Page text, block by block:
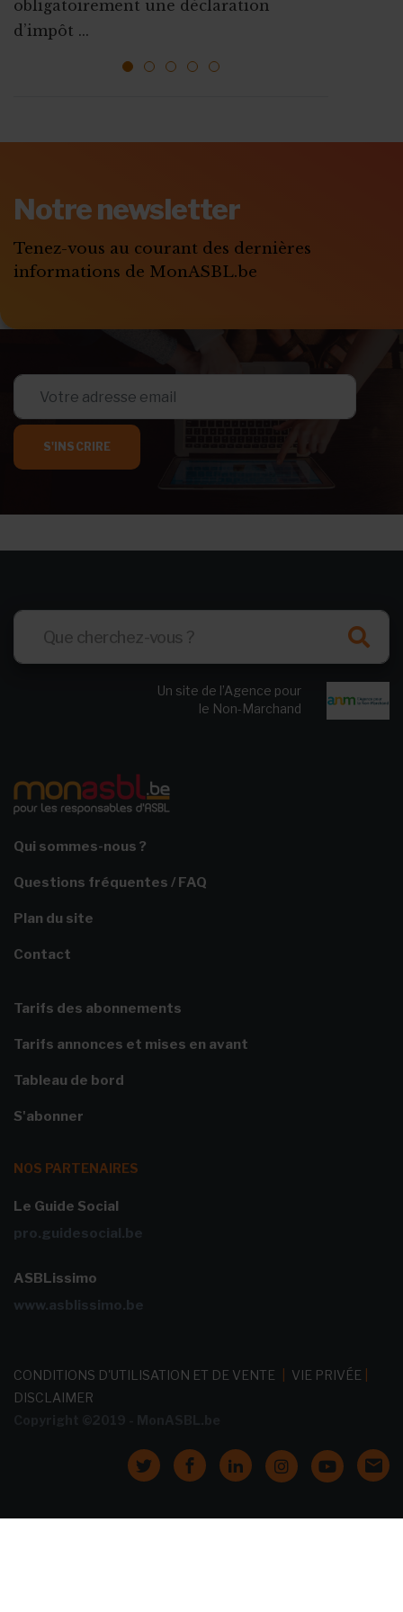
obligatoirement une déclaration
d’impôt ...
ressources, vous faire connaî...
l’emploi sont mises ...
1 2 3 4
S'ABONNER
Notre newsletter
Tenez-vous au courant des dernières
informations de MonASBL.be
S'INSCRIRE
Un site de l’Agence pour
le Non-Marchand
Qui sommes-nous ?
Questions fréquentes / FAQ
Plan du site
Contact
Tarifs des abonnements
Tarifs annonces et mises en avant
Tableau de bord
S'abonner
NOS PARTENAIRES
Le Guide Social
pro.guidesocial.be
ASBLissimo
www.asblissimo.be
CONDITIONS D'UTILISATION ET DE VENTE VIE PRIVÉE
DISCLAIMER